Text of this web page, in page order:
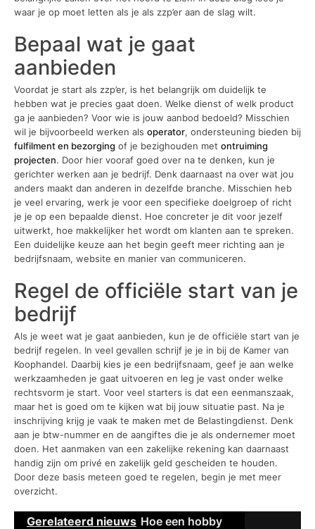
waar je op moet letten als je als zzp’er aan de slag wilt.
Bepaal wat je gaat
aanbieden
Voordat je start als zzp’er, is het belangrijk om duidelijk te
hebben wat je precies gaat doen. Welke dienst of welk product
ga je aanbieden? Voor wie is jouw aanbod bedoeld? Misschien
wil je bijvoorbeeld werken als operator, ondersteuning bieden bij
fulfilment en bezorging of je bezighouden met ontruiming
projecten. Door hier vooraf goed over na te denken, kun je
gerichter werken aan je bedrijf. Denk daarnaast na over wat jou
anders maakt dan anderen in dezelfde branche. Misschien heb
je veel ervaring, werk je voor een specifieke doelgroep of richt
je je op een bepaalde dienst. Hoe concreter je dit voor jezelf
uitwerkt, hoe makkelijker het wordt om klanten aan te spreken.
Een duidelijke keuze aan het begin geeft meer richting aan je
bedrijfsnaam, website en manier van communiceren.
Regel de officiële start van je
bedrijf
Als je weet wat je gaat aanbieden, kun je de officiële start van je
bedrijf regelen. In veel gevallen schrijf je je in bij de Kamer van
Koophandel. Daarbij kies je een bedrijfsnaam, geef je aan welke
werkzaamheden je gaat uitvoeren en leg je vast onder welke
rechtsvorm je start. Voor veel starters is dat een eenmanszaak,
maar het is goed om te kijken wat bij jouw situatie past. Na je
inschrijving krijg je vaak te maken met de Belastingdienst. Denk
aan je btw-nummer en de aangiftes die je als ondernemer moet
doen. Het aanmaken van een zakelijke rekening kan daarnaast
handig zijn om privé en zakelijk geld gescheiden te houden.
Door deze basis meteen goed te regelen, begin je met meer
overzicht.
Gerelateerd nieuws Hoe een hobby